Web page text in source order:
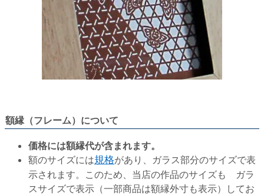
額縁（フレーム）について
価格には額縁代が含まれます。
額のサイズには規格があり、ガラス部分のサイズで表
示されます。このため、当店の作品のサイズも ガラ
スサイズで表示（一部商品は額縁外寸も表示）してお